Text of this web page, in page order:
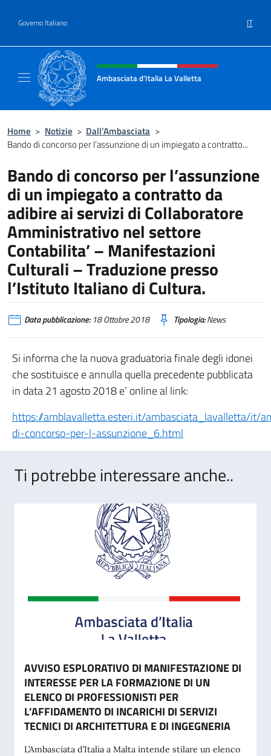
Governo Italiano IT
Intestazione sito, social e menù
Ambasciata d'Italia La Valletta
Home > Notizie > Dall’Ambasciata >
Bando di concorso per l’assunzione di un impiegato a contratto...
Bando di concorso per l’assunzione
di un impiegato a contratto da
adibire ai servizi di Collaboratore
Amministrativo nel settore
Contabilita’ – Manifestazioni
Culturali – Traduzione presso
l’Istituto Italiano di Cultura.
Data pubblicazione:18 Ottobre 2018 Tipologia:News
Si informa che la nuova graduatoria finale degli idonei
che sostituisce e annulla quella precedente pubblicata
in data 21 agosto 2018 e’ online al link:
https://amblavalletta.esteri.it/ambasciata_lavalletta/it/
di-concorso-per-l-assunzione_6.html
Ti potrebbe interessare anche..
AVVISO ESPLORATIVO DI MANIFESTAZIONE DI
INTERESSE PER LA FORMAZIONE DI UN
ELENCO DI PROFESSIONISTI PER
L’AFFIDAMENTO DI INCARICHI DI SERVIZI
TECNICI DI ARCHITETTURA E DI INGEGNERIA
L’Ambasciata d’Italia a Malta intende stilare un elenco